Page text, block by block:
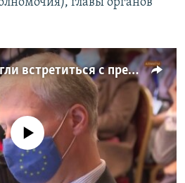
главы органов
Активисты не смогли встретиться с представителями Евросоюза
currently available